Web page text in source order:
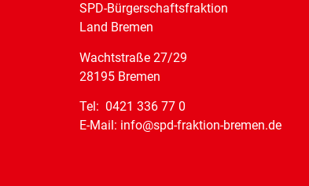
SPD-Bürgerschaftsfraktion
Land Bremen
Wachtstraße 27/29
28195 Bremen
Tel: 0421 336 77 0
E-Mail: info@spd-fraktion-bremen.de